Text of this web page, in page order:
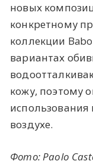
новых
конкретному
коллекции
вариантах
кожу, поэтому
воздухе.
Фото: Paolo